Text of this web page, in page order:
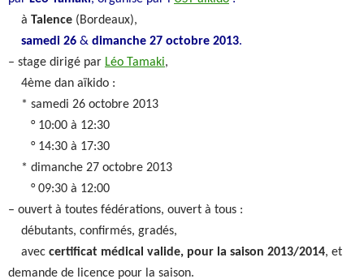
à Talence (Bordeaux),
samedi 26 & dimanche 27 octobre 2013.
– stage dirigé par Léo Tamaki,
4ème dan aïkido :
* samedi 26 octobre 2013
° 10:00 à 12:30
° 14:30 à 17:30
* dimanche 27 octobre 2013
° 09:30 à 12:00
– ouvert à toutes fédérations, ouvert à tous :
débutants, confirmés, gradés,
avec certificat médical valide, pour la saison 2013/2014, et
demande de licence pour la saison.